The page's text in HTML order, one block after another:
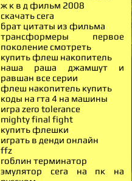
ж к в д фильм 2008
скачать сега
брат цитаты из фильма
трансформеры первое
поколение смотреть
купить флеш накопитель
наша раша джамшут и
равшан все серии
флеш накопитель купить
коды на гта 4 на машины
игра zero tolerance
mighty final fight
купить флешки
играть в денди онлайн
ffz
гоблин терминатор
эмулятор сега на пк на